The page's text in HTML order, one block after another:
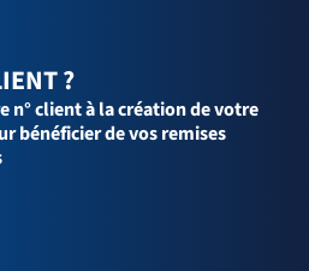
?
n° client à la création de votre
bénéficier de vos remises